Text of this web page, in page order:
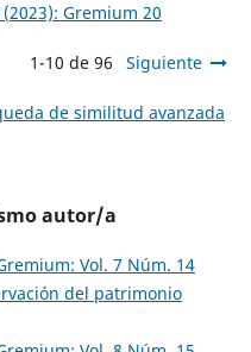
Gremium 20
1-10 de 96 Siguiente
de similitud avanzada
autor/a
Vol. 7 Núm. 14
del patrimonio